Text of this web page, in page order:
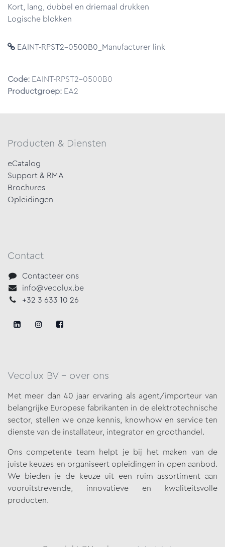
Kort, lang, dubbel en driemaal drukken
Logische blokken
EAINT-RPST2-0500B0_Manufacturer link
Code: EAINT-RPST2-0500B0
Productgroep: EA2
Producten & Diensten
eCatalog
Support & RMA
Brochures
Opleidingen
Contact
Contacteer ons
info@vecolux.be
+32 3 633 10 26
Vecolux BV - over ons
Met meer dan 40 jaar ervaring als agent/importeur van
belangrijke Europese fabrikanten in de elektrotechnische
sector, stellen we onzekennis, knowhow en service ten
dienste van de installateur, integrator en groothandel.
Ons competente team helpt je bij het maken van de
juiste keuzes en organiseert opleidingen in open aanbod.
We bieden je de keuze uit een ruim assortiment aan
vooruitstrevende, innovatieve en kwaliteitsvolle
producten.